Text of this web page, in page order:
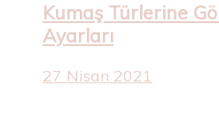
Kumaş Türlerine
Ayarları
27 Nisan 2021